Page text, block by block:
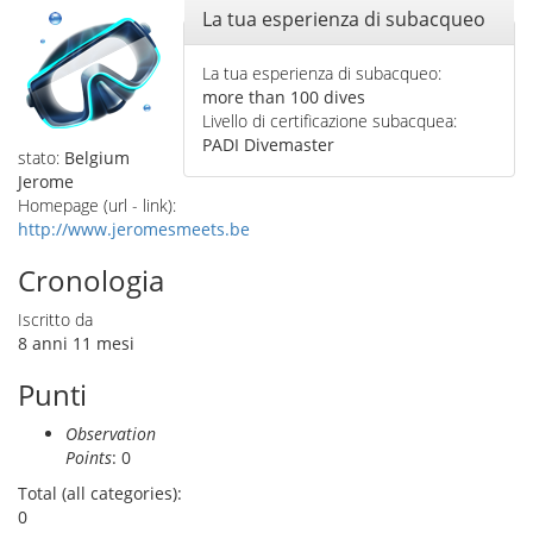
stato: Belgium
Jerome
Homepage (url - link):
http://www.jeromesmeets.be
Cronologia
Iscritto da
8 anni 11 mesi
Punti
Observation
Points: 0
Total (all categories):
0
Nascondi
La tua esperienza di subacqueo
La tua esperienza di subacqueo:
more than 100 dives
Livello di certificazione subacquea:
PADI Divemaster